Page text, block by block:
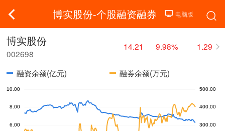
博实股份-个股融资融券
博实股份
002698
14.21 9.98% 1.29
融资余额(亿元) 融券余额(万元)